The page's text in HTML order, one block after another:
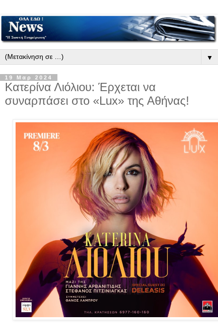
▼
19 Μαρ 2024
Κατερίνα Λιόλιου: Έρχεται να
συναρπάσει στο «Lux» της Αθήνας!